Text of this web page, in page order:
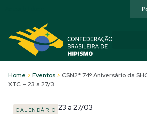
Home > Eventos > CSN2* 74º Aniversário da
XTC – 23 a 27/3
CALENDÁRIO 23 a 27/03